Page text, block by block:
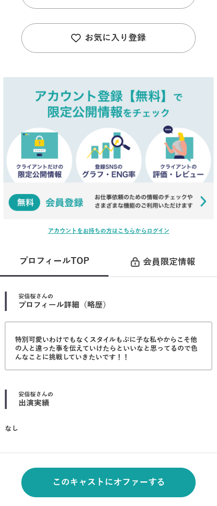
お気に入り登録
アカウントをお持ちの方はこちらからログイン
プロフィールTOP 会員限定情報
安倍桜さんの
プロフィール詳細（略歴）
特別可愛いわけでもなくスタイルもぷに子な私やからこそ他
の人と違った事を伝えていけたらといいなと思ってるので色
んなことに挑戦していきたいです！！
安倍桜さんの
出演実績
なし
このキャストにオファーする